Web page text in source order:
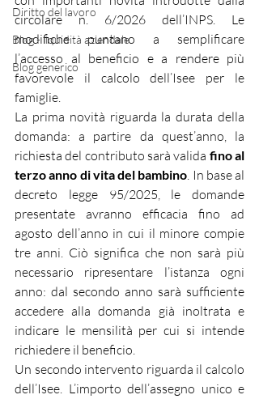
Diritto del lavoro
Blog - liquidità aziendale
Blog generico
circolare n. 6/2026 dell’INPS. Le
modifiche puntano a semplificare
l’accesso al beneficio e a rendere più
favorevole il calcolo dell’Isee per le
famiglie.
La prima novità riguarda la durata della
domanda: a partire da quest’anno, la
richiesta del contributo sarà valida fino al
terzo anno di vita del bambino. In base al
decreto legge 95/2025, le domande
presentate avranno efficacia fino ad
agosto dell’anno in cui il minore compie
tre anni. Ciò significa che non sarà più
necessario ripresentare l’istanza ogni
anno: dal secondo anno sarà sufficiente
accedere alla domanda già inoltrata e
indicare le mensilità per cui si intende
richiedere il beneficio.
Un secondo intervento riguarda il calcolo
dell’Isee. L’importo dell’assegno unico e